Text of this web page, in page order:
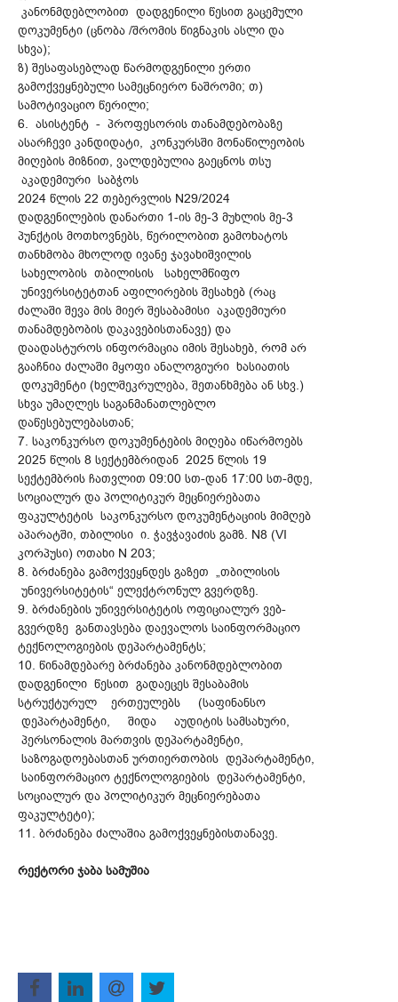
კანონმდებლობით დადგენილი წესით გაცემული
დოკუმენტი (ცნობა /შრომის წიგნაკის ასლი და
სხვა);
ზ) შესაფასებლად წარმოდგენილი ერთი
გამოქვეყნებული სამეცნიერო ნაშრომი; თ)
სამოტივაციო წერილი;
6. ასისტენტ - პროფესორის თანამდებობაზე
ასარჩევი კანდიდატი, კონკურსში მონაწილეობის
მიღების მიზნით, ვალდებულია გაეცნოს თსუ
აკადემიური საბჭოს
2024 წლის 22 თებერვლის N29/2024
დადგენილების დანართი 1-ის მე-3 მუხლის მე-3
პუნქტის მოთხოვნებს, წერილობით გამოხატოს
თანხმობა მხოლოდ ივანე ჯავახიშვილის
სახელობის თბილისის სახელმწიფო
უნივერსიტეტთან აფილირების შესახებ (რაც
ძალაში შევა მის მიერ შესაბამისი აკადემიური
თანამდებობის დაკავებისთანავე) და
დაადასტუროს ინფორმაცია იმის შესახებ, რომ არ
გააჩნია ძალაში მყოფი ანალოგიური ხასიათის
დოკუმენტი (ხელშეკრულება, შეთანხმება ან სხვ.)
სხვა უმაღლეს საგანმანათლებლო
დაწესებულებასთან;
7. საკონკურსო დოკუმენტების მიღება იწარმოებს
2025 წლის 8 სექტემბრიდან 2025 წლის 19
სექტემბრის ჩათვლით 09:00 სთ-დან 17:00 სთ-მდე,
სოციალურ და პოლიტიკურ მეცნიერებათა
ფაკულტეტის საკონკურსო დოკუმენტაციის მიმღებ
აპარატში, თბილისი ი. ჭავჭავაძის გამზ. N8 (VI
კორპუსი) ოთახი N 203;
8. ბრძანება გამოქვეყნდეს გაზეთ „თბილისის
უნივერსიტეტის“ ელექტრონულ გვერდზე.
9. ბრძანების უნივერსიტეტის ოფიციალურ ვებ-
გვერდზე განთავსება დაევალოს საინფორმაციო
ტექნოლოგიების დეპარტამენტს;
10. წინამდებარე ბრძანება კანონმდებლობით
დადგენილი წესით გადაეცეს შესაბამის
სტრუქტურულ ერთეულებს (საფინანსო
დეპარტამენტი, შიდა აუდიტის სამსახური,
პერსონალის მართვის დეპარტამენტი,
საზოგადოებასთან ურთიერთობის დეპარტამენტი,
საინფორმაციო ტექნოლოგიების დეპარტამენტი,
სოციალურ და პოლიტიკურ მეცნიერებათა
ფაკულტეტი);
11. ბრძანება ძალაშია გამოქვეყნებისთანავე.
რექტორი ჯაბა სამუშია